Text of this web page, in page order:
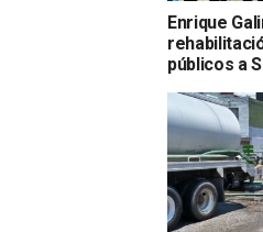
Enrique
públicos a